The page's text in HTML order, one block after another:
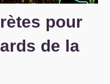
pour
de la